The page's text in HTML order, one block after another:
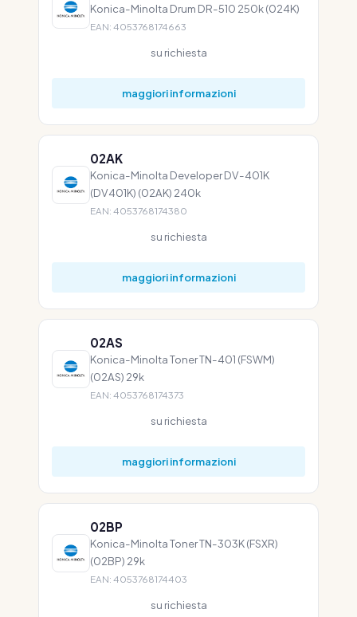
Konica-Minolta Drum DR-510 250k (024K)
EAN: 4053768174663
su richiesta
maggiori informazioni
02AK
Konica-Minolta Developer DV-401K
(DV401K) (02AK) 240k
EAN: 4053768174380
su richiesta
maggiori informazioni
02AS
Konica-Minolta Toner TN-401 (FSWM)
(02AS) 29k
EAN: 4053768174373
su richiesta
maggiori informazioni
02BP
Konica-Minolta Toner TN-303K (FSXR)
(02BP) 29k
EAN: 4053768174403
su richiesta